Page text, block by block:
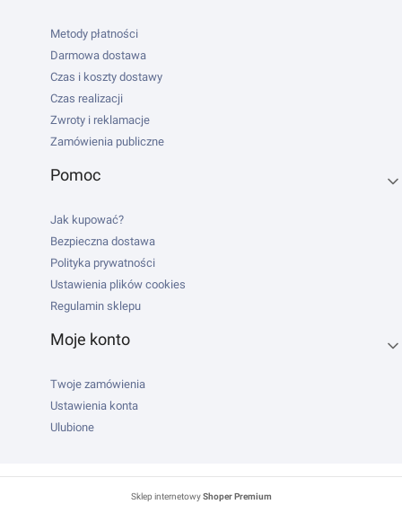
Metody płatności
Darmowa dostawa
Czas i koszty dostawy
Czas realizacji
Zwroty i reklamacje
Zamówienia publiczne
Pomoc
Jak kupować?
Bezpieczna dostawa
Polityka prywatności
Ustawienia plików cookies
Regulamin sklepu
Moje konto
Twoje zamówienia
Ustawienia konta
Ulubione
Sklep internetowyShoper Premium